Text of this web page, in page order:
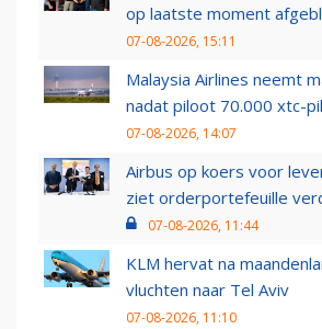
op laatste moment
07-08-2026, 15:11
Malaysia Airlines neemt
nadat piloot 70.000 xtc-
07-08-2026, 14:07
Airbus op koers voor
ziet orderportefeuille
07-08-2026, 11:44
KLM hervat na
vluchten naar Tel Aviv
07-08-2026, 11:10